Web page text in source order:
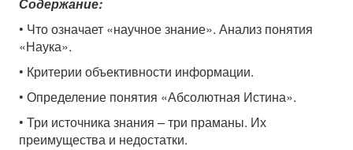
Содержание:
• Что означает «научное знание». Анализ понятия
«Наука».
• Критерии объективности информации.
• Определение понятия «Абсолютная Истина».
• Три источника знания – три праманы. Их
преимущества и недостатки.